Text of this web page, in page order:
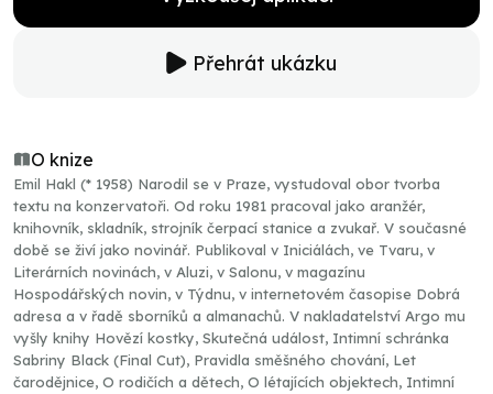
Přehrát ukázku
O knize
Emil Hakl (* 1958) Narodil se v Praze, vystudoval obor tvorba
textu na konzervatoři. Od roku 1981 pracoval jako aranžér,
knihovník, skladník, strojník čerpací stanice a zvukař. V současné
době se živí jako novinář. Publikoval v Iniciálách, ve Tvaru, v
Literárních novinách, v Aluzi, v Salonu, v magazínu
Hospodářských novin, v Týdnu, v internetovém časopise Dobrá
adresa a v řadě sborníků a almanachů. V nakladatelství Argo mu
vyšly knihy Hovězí kostky, Skutečná událost, Intimní schránka
Sabriny Black (Final Cut), Pravidla směšného chování, Let
čarodějnice, O rodičích a dětech, O létajících objektech, Intimní